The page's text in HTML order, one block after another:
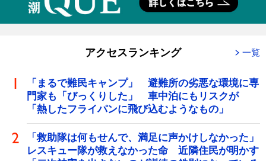
アクセスランキング 一覧
「まるで難民キャンプ」 避難所の劣悪な環境に専
門家も「びっくりした」 車中泊にもリスクが
「熱したフライパンに飛び込むようなもの」
「救助隊は何もせんで、満足に声かけしなかった」
レスキュー隊が救えなかった命 近隣住民が明かす